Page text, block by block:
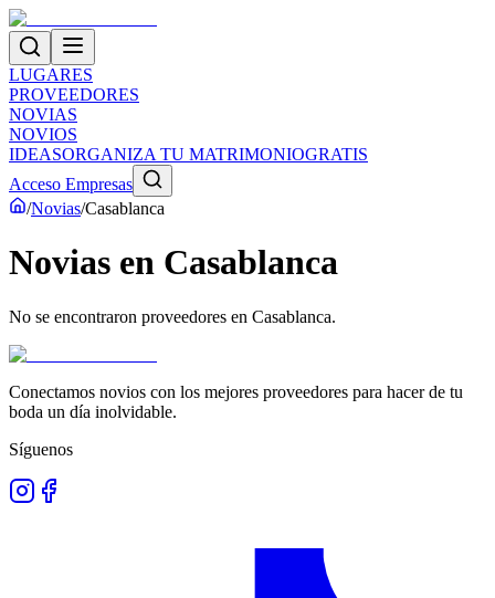
LUGARES
PROVEEDORES
NOVIAS
NOVIOS
IDEASORGANIZA TU MATRIMONIOGRATIS
Acceso Empresas
/Novias/Casablanca
Novias en Casablanca
No se encontraron proveedores en Casablanca.
Conectamos novios con los mejores proveedores para hacer de tu
boda un día inolvidable.
Síguenos